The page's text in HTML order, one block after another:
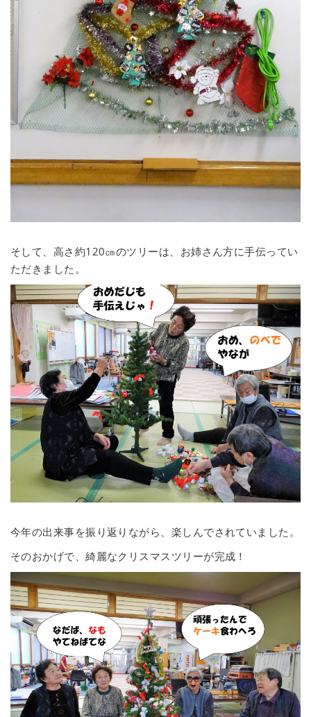
そして、高さ約120㎝のツリーは、お姉さん方に手伝ってい
ただきました。
今年の出来事を振り返りながら、楽しんでされていました。
そのおかげで、綺麗なクリスマスツリーが完成！